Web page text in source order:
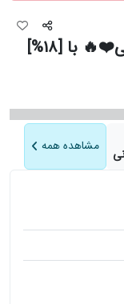
ماجرای بیست دینی دوازدهم انسانی❤️🔥 با [18%]
مشاهده همه